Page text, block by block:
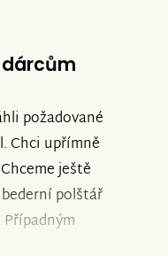
požadované
Chci upřímně
ještě
polštář
Případným